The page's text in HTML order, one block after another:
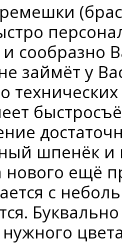
сообразно
займёт у
шпенёк и
нового ещё
с